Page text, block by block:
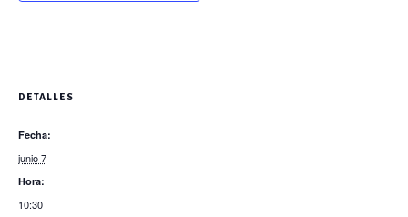
DETALLES
Fecha:
junio 7
Hora:
10:30